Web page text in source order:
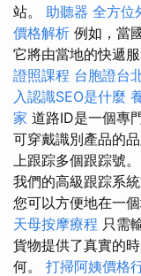
站。 助聽器 全方位
價格解析 例如，當
它將由當地的快遞
證照課程 台胞證台
入認識SEO是什麼
家 道路ID是一個專
可穿戴識別產品的
上跟踪多個跟踪號。
我們的高級跟踪系
您可以方便地在一
天母按摩療程 只需
貨物提供了真實的
何。 打掃阿姨價格